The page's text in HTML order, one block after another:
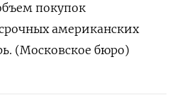
покупок
американских
(Московское бюро)